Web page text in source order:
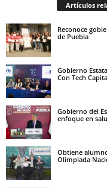
Artículos
Reconoce
de Puebla
Gobierno
Con Tech
Gobierno del
enfoque en
Obtiene
Olimpiada